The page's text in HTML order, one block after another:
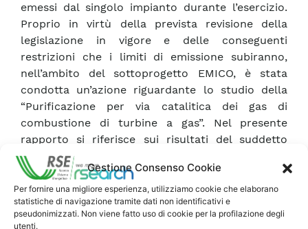
Gestione Consenso Cookie
Per fornire una migliore esperienza, utilizziamo cookie che elaborano
statistiche di navigazione tramite dati non identificativi e
pseudonimizzati. Non viene fatto uso di cookie per la profilazione degli
utenti.
emessi dal singolo impianto durante l’esercizio.
Proprio in virtù della prevista revisione della
legislazione in vigore e delle conseguenti
restrizioni che i limiti di emissione subiranno,
nell’ambito del sottoprogetto EMICO, è stata
condotta un’azione riguardante lo studio della
“Purificazione per via catalitica dei gas di
combustione di turbine a gas”. Nel presente
rapporto si riferisce sui risultati del suddetto
studio, svolto relativamente ai seguenti aspetti:
�¾ verificare lo stato dell’arte delle tecnologie
per l’abbattimento degli NO x nelle turbine
industriali; �¾ verificare l’incidenza dei processi
catalitici tra tali tecnologie; �¾ individuare, se